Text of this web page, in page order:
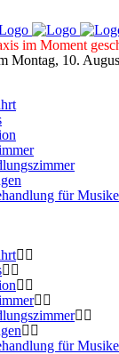
im Moment
Montag, 10.
für
für